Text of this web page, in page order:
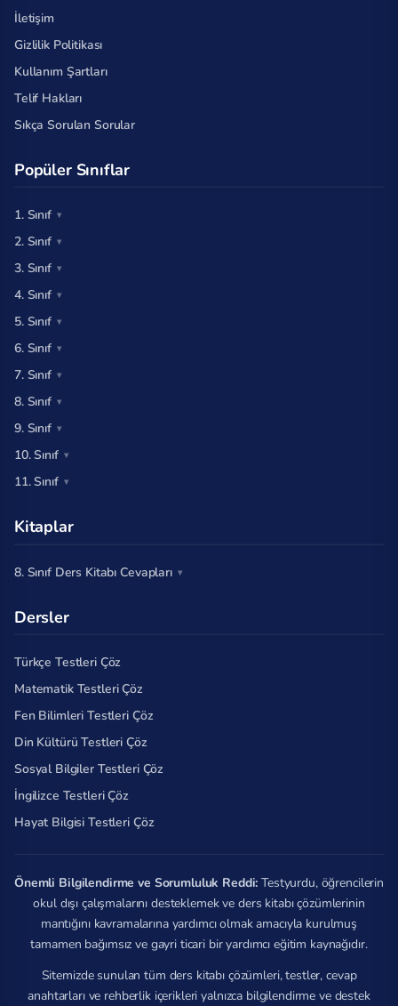
İletişim
Gizlilik Politikası
Kullanım Şartları
Telif Hakları
Sıkça Sorulan Sorular
Popüler Sınıflar
1. Sınıf
2. Sınıf
3. Sınıf
4. Sınıf
5. Sınıf
6. Sınıf
7. Sınıf
8. Sınıf
9. Sınıf
10. Sınıf
11. Sınıf
Kitaplar
8. Sınıf Ders Kitabı Cevapları
Dersler
Türkçe Testleri Çöz
Matematik Testleri Çöz
Fen Bilimleri Testleri Çöz
Din Kültürü Testleri Çöz
Sosyal Bilgiler Testleri Çöz
İngilizce Testleri Çöz
Hayat Bilgisi Testleri Çöz
Önemli Bilgilendirme ve Sorumluluk Reddi: Testyurdu, öğrencilerin
okul dışı çalışmalarını desteklemek ve ders kitabı çözümlerinin
mantığını kavramalarına yardımcı olmak amacıyla kurulmuş
tamamen bağımsız ve gayri ticari bir yardımcı eğitim kaynağıdır.
Sitemizde sunulan tüm ders kitabı çözümleri, testler, cevap
anahtarları ve rehberlik içerikleri yalnızca bilgilendirme ve destek